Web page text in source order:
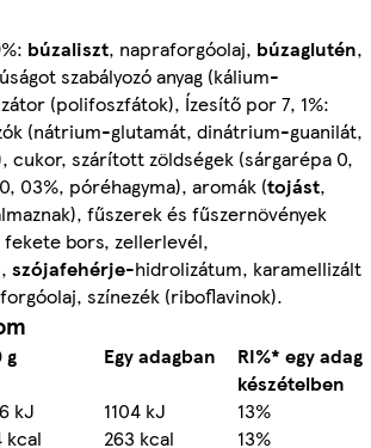
búzaliszt, napraforgóolaj, búzaglutén,
szabályozó anyag (kálium-
(polifoszfátok), Ízesítő por 7, 1%:
(nátrium-glutamát, dinátrium-guanilát,
cukor, szárított zöldségek (sárgarépa 0,
03%, póréhagyma), aromák (tojást,
fűszerek és fűszernövények
bors, zellerlevél,
szójafehérje-hidrolizátum, karamellizált
színezék (riboflavinok).
g Egy adagban
RI%* egy adag
készételben
kJ 1104 kJ
13%
kcal 263 kcal
13%